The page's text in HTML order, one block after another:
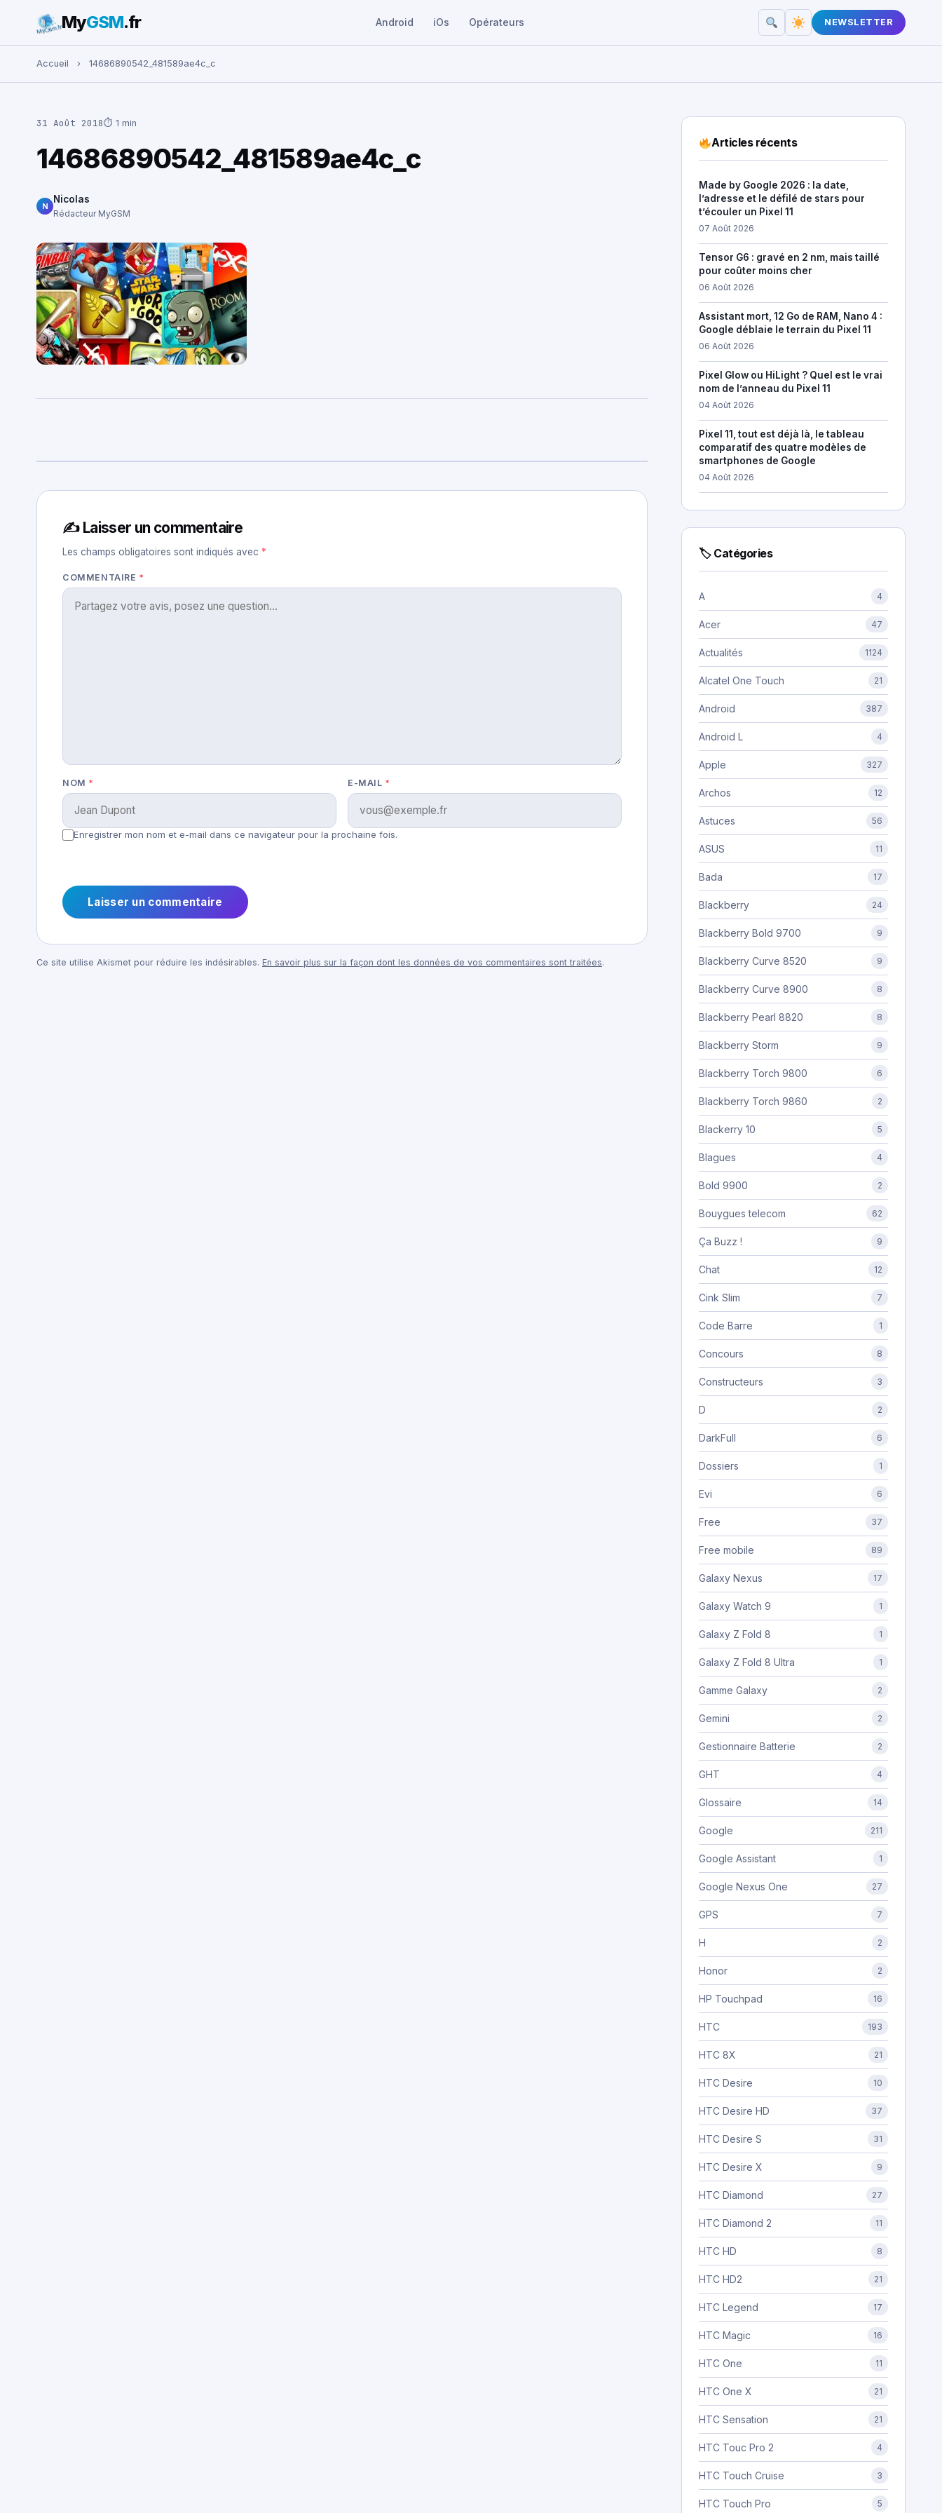
Rechercher :
MyGSM.fr Android iOs Opérateurs NEWSLETTER
Accueil › 14686890542_481589ae4c_c
31 Août 2018⏱ 1 min
14686890542_481589ae4c_c
N
Nicolas
Rédacteur MyGSM
✍️ Laisser un commentaire
Les champs obligatoires sont indiqués avec *
COMMENTAIRE *
NOM * E-MAIL *
Enregistrer mon nom et e-mail dans ce navigateur pour la prochaine fois.
Ce site utilise Akismet pour réduire les indésirables. En savoir plus sur la façon dont les données de vos commentaires sont traitées.
Articles récents
Made by Google 2026 : la date,
l’adresse et le défilé de stars pour
t’écouler un Pixel 11
07 Août 2026
Tensor G6 : gravé en 2 nm, mais taillé
pour coûter moins cher
06 Août 2026
Assistant mort, 12 Go de RAM, Nano 4 :
Google déblaie le terrain du Pixel 11
06 Août 2026
Pixel Glow ou HiLight ? Quel est le vrai
nom de l’anneau du Pixel 11
04 Août 2026
Pixel 11, tout est déjà là, le tableau
comparatif des quatre modèles de
smartphones de Google
04 Août 2026
🏷 Catégories
A 4
Acer 47
Actualités 1124
Alcatel One Touch 21
Android 387
Android L 4
Apple 327
Archos 12
Astuces 56
ASUS 11
Bada 17
Blackberry 24
Blackberry Bold 9700 9
Blackberry Curve 8520 9
Blackberry Curve 8900 8
Blackberry Pearl 8820 8
Blackberry Storm 9
Blackberry Torch 9800 6
Blackberry Torch 9860 2
Blackerry 10 5
Blagues 4
Bold 9900 2
Bouygues telecom 62
Ça Buzz ! 9
Chat 12
Cink Slim 7
Code Barre 1
Concours 8
Constructeurs 3
D 2
DarkFull 6
Dossiers 1
Evi 6
Free 37
Free mobile 89
Galaxy Nexus 17
Galaxy Watch 9 1
Galaxy Z Fold 8 1
Galaxy Z Fold 8 Ultra 1
Gamme Galaxy 2
Gemini 2
Gestionnaire Batterie 2
GHT 4
Glossaire 14
Google 211
Google Assistant 1
Google Nexus One 27
GPS 7
H 2
Honor 2
HP Touchpad 16
HTC 193
HTC 8X 21
HTC Desire 10
HTC Desire HD 37
HTC Desire S 31
HTC Desire X 9
HTC Diamond 27
HTC Diamond 2 11
HTC HD 8
HTC HD2 21
HTC Legend 17
HTC Magic 16
HTC One 11
HTC One X 21
HTC Sensation 21
HTC Touc Pro 2 4
HTC Touch Cruise 3
HTC Touch Pro 5